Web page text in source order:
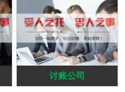
讨账公司